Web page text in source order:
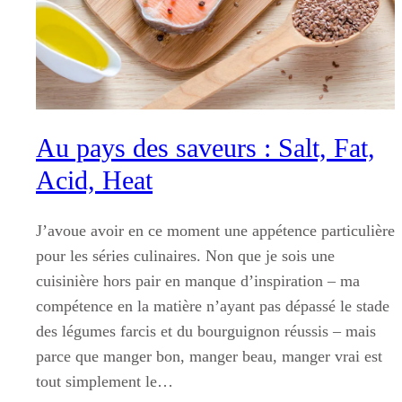
Au pays des saveurs : Salt, Fat,
Acid, Heat
J’avoue avoir en ce moment une appétence particulière
pour les séries culinaires. Non que je sois une
cuisinière hors pair en manque d’inspiration – ma
compétence en la matière n’ayant pas dépassé le stade
des légumes farcis et du bourguignon réussis – mais
parce que manger bon, manger beau, manger vrai est
tout simplement le…